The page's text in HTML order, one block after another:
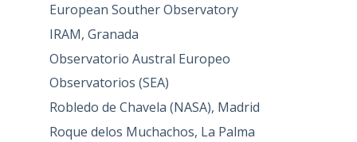
European Souther Observatory
IRAM, Granada
Observatorio Austral Europeo
Observatorios (SEA)
Robledo de Chavela (NASA), Madrid
Roque delos Muchachos, La Palma